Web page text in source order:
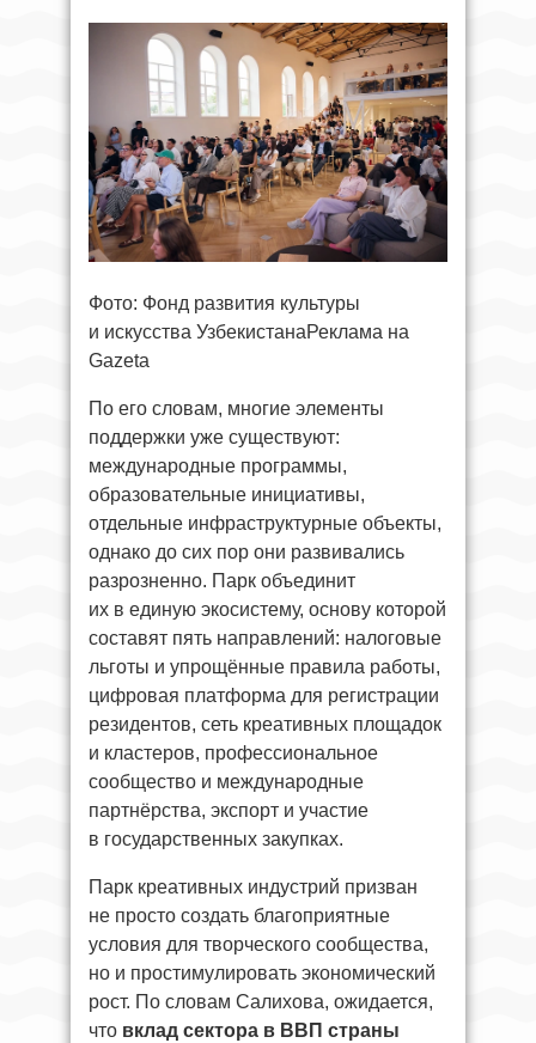
Фото: Фонд развития культуры
и искусства УзбекистанаРеклама на
Gazeta
По его словам, многие элементы
поддержки уже существуют:
международные программы,
образовательные инициативы,
отдельные инфраструктурные объекты,
однако до сих пор они развивались
разрозненно. Парк объединит
их в единую экосистему, основу которой
составят пять направлений: налоговые
льготы и упрощённые правила работы,
цифровая платформа для регистрации
резидентов, сеть креативных площадок
и кластеров, профессиональное
сообщество и международные
партнёрства, экспорт и участие
в государственных закупках.
Парк креативных индустрий призван
не просто создать благоприятные
условия для творческого сообщества,
но и простимулировать экономический
рост. По словам Салихова, ожидается,
что вклад сектора в ВВП страны